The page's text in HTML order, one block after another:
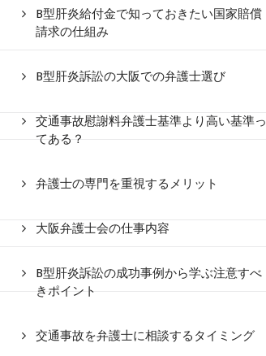
B型肝炎給付金で知っておきたい国家賠償
請求の仕組み
B型肝炎訴訟の大阪での弁護士選び
交通事故慰謝料弁護士基準より高い基準っ
てある？
弁護士の専門を重視するメリット
大阪弁護士会の仕事内容
B型肝炎訴訟の成功事例から学ぶ注意すべ
きポイント
交通事故を弁護士に相談するタイミング